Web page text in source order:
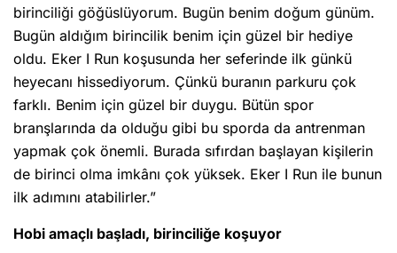
birinciliği göğüslüyorum. Bugün benim doğum günüm.
Bugün aldığım birincilik benim için güzel bir hediye
oldu. Eker I Run koşusunda her seferinde ilk günkü
heyecanı hissediyorum. Çünkü buranın parkuru çok
farklı. Benim için güzel bir duygu. Bütün spor
branşlarında da olduğu gibi bu sporda da antrenman
yapmak çok önemli. Burada sıfırdan başlayan kişilerin
de birinci olma imkânı çok yüksek. Eker I Run ile bunun
ilk adımını atabilirler.”
Hobi amaçlı başladı, birinciliğe koşuyor